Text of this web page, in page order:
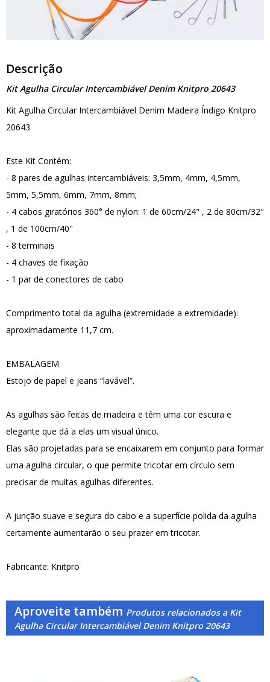
Descrição
Kit Agulha Circular Intercambiável Denim Knitpro 20643
Kit Agulha Circular Intercambiável Denim Madeira Índigo Knitpro
20643
Este Kit Contém:
- 8 pares de agulhas intercambiáveis: 3,5mm, 4mm, 4,5mm,
5mm, 5,5mm, 6mm, 7mm, 8mm;
- 4 cabos giratórios 360° de nylon: 1 de 60cm/24" , 2 de 80cm/32"
, 1 de 100cm/40"
- 8 terminais
- 4 chaves de fixação
- 1 par de conectores de cabo
Comprimento total da agulha (extremidade a extremidade):
aproximadamente 11,7 cm.
EMBALAGEM
Estojo de papel e jeans “lavável”.
As agulhas são feitas de madeira e têm uma cor escura e
elegante que dá a elas um visual único.
Elas são projetadas para se encaixarem em conjunto para formar
uma agulha circular, o que permite tricotar em círculo sem
precisar de muitas agulhas diferentes.
A junção suave e segura do cabo e a superfície polida da agulha
certamente aumentarão o seu prazer em tricotar.
Fabricante: Knitpro
Aproveite também Produtos relacionados a Kit
Agulha Circular Intercambiável Denim Knitpro 20643